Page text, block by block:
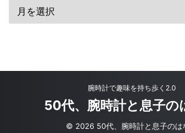
腕時計で趣味を持ち歩く2.0
50代、腕時計と息子の
© 2026 50代、腕時計と息子のは